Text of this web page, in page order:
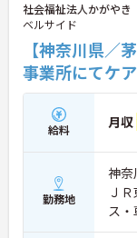
社会福祉法人かがや
ベルサイド
【神奈川県／
事業所にてケ
給料 月収
勤務地
神奈
Ｊ
ス